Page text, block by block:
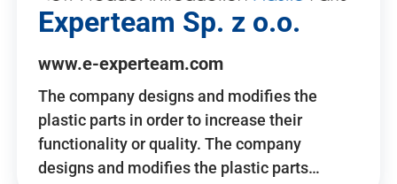
Experteam Sp. z o.o.
www.e-experteam.com
The company designs and modifies the
plastic parts in order to increase their
functionality or quality. The company
designs and modifies the plastic parts…